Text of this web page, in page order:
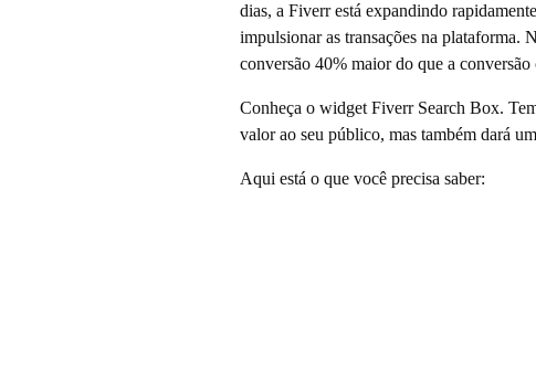
s
e
n
dias, a Fiverr está expandindo
impulsionar as transações na plataforma.
conversão 40% maior do que a
Conheça o widget Fiverr Search Box.
valor ao seu público, mas também dará
Aqui está o que você precisa saber: